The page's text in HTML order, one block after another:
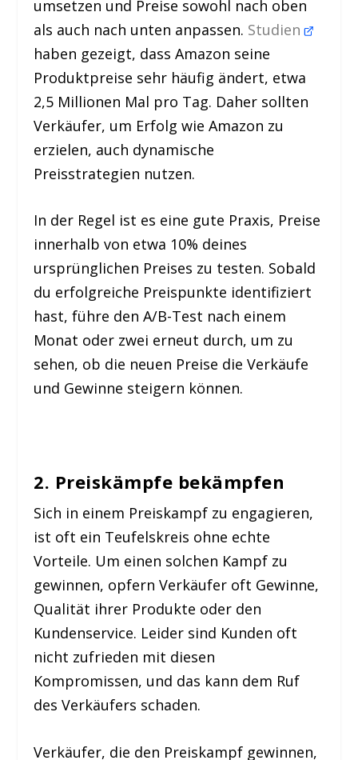
umsetzen und Preise sowohl nach oben
als auch nach unten anpassen. Studien
haben gezeigt, dass Amazon seine
Produktpreise sehr häufig ändert, etwa
2,5 Millionen Mal pro Tag. Daher sollten
Verkäufer, um Erfolg wie Amazon zu
erzielen, auch dynamische
Preisstrategien nutzen.
In der Regel ist es eine gute Praxis, Preise
innerhalb von etwa 10% deines
ursprünglichen Preises zu testen. Sobald
du erfolgreiche Preispunkte identifiziert
hast, führe den A/B-Test nach einem
Monat oder zwei erneut durch, um zu
sehen, ob die neuen Preise die Verkäufe
und Gewinne steigern können.
2. Preiskämpfe bekämpfen
Sich in einem Preiskampf zu engagieren,
ist oft ein Teufelskreis ohne echte
Vorteile. Um einen solchen Kampf zu
gewinnen, opfern Verkäufer oft Gewinne,
Qualität ihrer Produkte oder den
Kundenservice. Leider sind Kunden oft
nicht zufrieden mit diesen
Kompromissen, und das kann dem Ruf
des Verkäufers schaden.
Verkäufer, die den Preiskampf gewinnen,